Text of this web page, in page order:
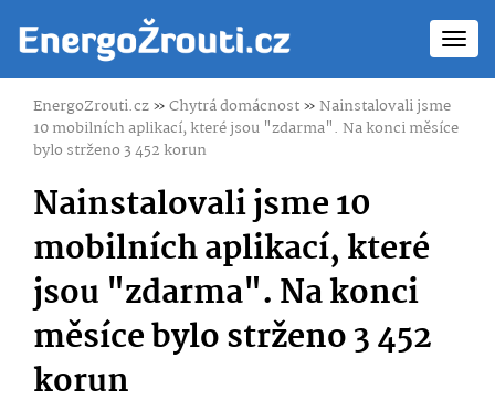
EnergoZrouti.cz»Chytrá domácnost»Nainstalovali jsme
10 mobilních aplikací, které jsou "zdarma". Na konci měsíce
bylo strženo 3 452 korun
Nainstalovali jsme 10
mobilních aplikací, které
jsou "zdarma". Na konci
měsíce bylo strženo 3 452
korun